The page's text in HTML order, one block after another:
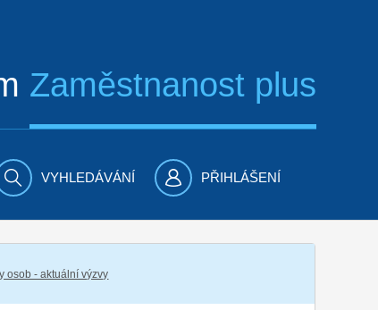
Zaměstnanost plus
VYHLEDÁVÁNÍ PŘIHLÁŠENÍ
osob - aktuální výzvy